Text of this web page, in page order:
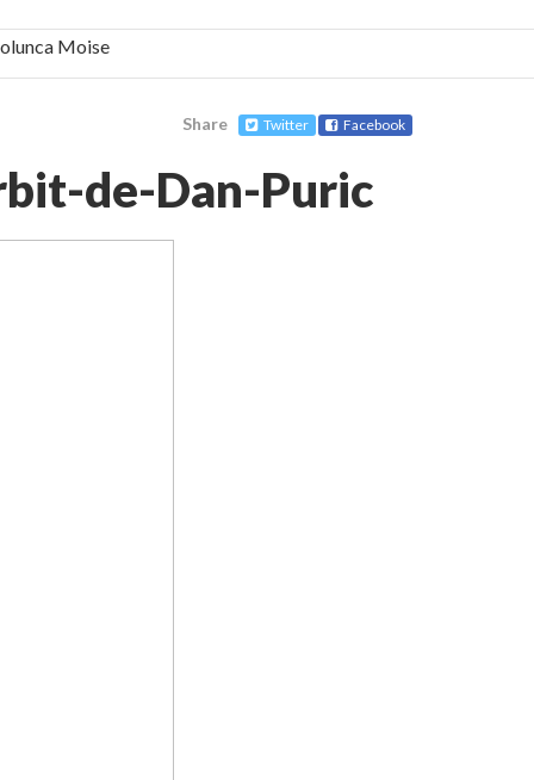
Moise
ușor de stăpânit”
Share Twitter Facebook
de-Dan-Puric